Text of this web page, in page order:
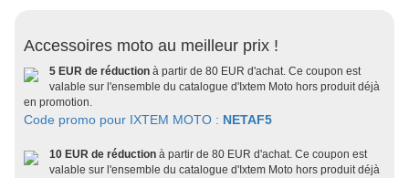
Accessoires moto au meilleur prix !
5 EUR de réduction à partir de 80 EUR d'achat. Ce coupon est
valable sur l'ensemble du catalogue d'Ixtem Moto hors produit déjà
en promotion.
Code promo pour IXTEM MOTO : NETAF5
10 EUR de réduction à partir de 80 EUR d'achat. Ce coupon est
valable sur l'ensemble du catalogue d'Ixtem Moto hors produit déjà